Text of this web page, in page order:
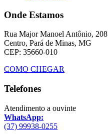
Onde Estamos
Rua Major Manoel Antônio, 208
Centro, Pará de Minas, MG
CEP: 35660-010
COMO CHEGAR
Telefones
Atendimento a ouvinte
WhatsApp:
(37) 99938-0255